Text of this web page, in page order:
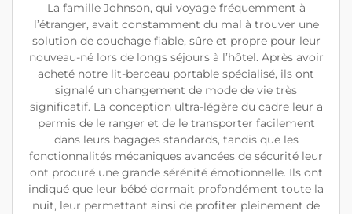
La famille Johnson, qui voyage fréquemment à
l’étranger, avait constamment du mal à trouver une
solution de couchage fiable, sûre et propre pour leur
nouveau-né lors de longs séjours à l’hôtel. Après avoir
acheté notre lit-berceau portable spécialisé, ils ont
signalé un changement de mode de vie très
significatif. La conception ultra-légère du cadre leur a
permis de le ranger et de le transporter facilement
dans leurs bagages standards, tandis que les
fonctionnalités mécaniques avancées de sécurité leur
ont procuré une grande sérénité émotionnelle. Ils ont
indiqué que leur bébé dormait profondément toute la
nuit, leur permettant ainsi de profiter pleinement de